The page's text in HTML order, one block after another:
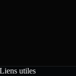
Liens utiles